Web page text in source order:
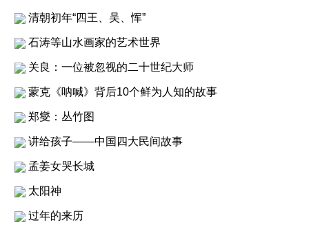
清朝初年“四王、吴、恽”
石涛等山水画家的艺术世界
关良：一位被忽视的二十世纪大师
蒙克《呐喊》背后10个鲜为人知的故事
郑燮：丛竹图
讲给孩子——中国四大民间故事
孟姜女哭长城
太阳神
过年的来历